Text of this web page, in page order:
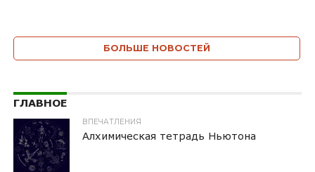
БОЛЬШЕ НОВОСТЕЙ
ГЛАВНОЕ
ВПЕЧАТЛЕНИЯ
Алхимическая тетрадь Ньютона